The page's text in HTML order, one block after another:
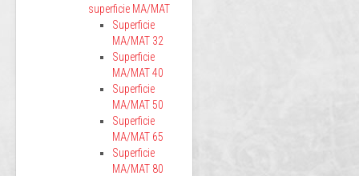
superficie MA/MAT
Superficie
MA/MAT 32
Superficie
MA/MAT 40
Superficie
MA/MAT 50
Superficie
MA/MAT 65
Superficie
MA/MAT 80